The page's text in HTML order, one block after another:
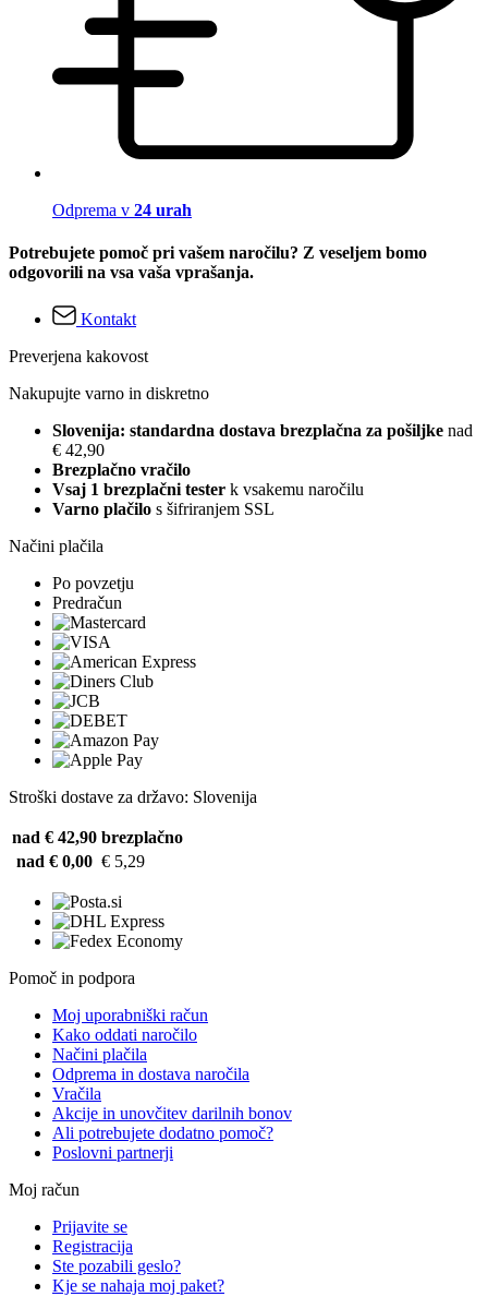
Odprema v 24 urah
Potrebujete pomoč pri vašem naročilu? Z veseljem bomo
odgovorili na vsa vaša vprašanja.
Kontakt
Preverjena kakovost
Nakupujte varno in diskretno
Slovenija: standardna dostava brezplačna za pošiljke nad
€ 42,90
Brezplačno vračilo
Vsaj 1 brezplačni tester k vsakemu naročilu
Varno plačilo s šifriranjem SSL
Načini plačila
Po povzetju
Predračun
Stroški dostave za državo: Slovenija
nad € 42,90 brezplačno
nad € 0,00 € 5,29
Pomoč in podpora
Moj uporabniški račun
Kako oddati naročilo
Načini plačila
Odprema in dostava naročila
Vračila
Akcije in unovčitev darilnih bonov
Ali potrebujete dodatno pomoč?
Poslovni partnerji
Moj račun
Prijavite se
Registracija
Ste pozabili geslo?
Kje se nahaja moj paket?